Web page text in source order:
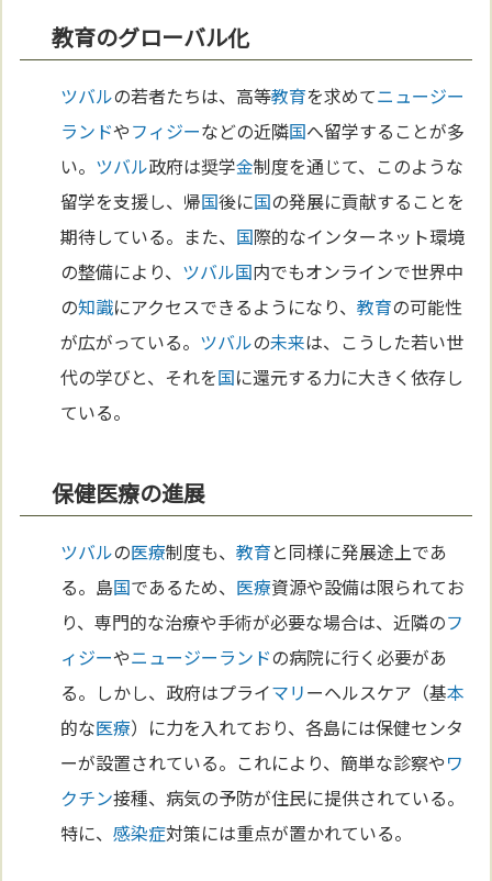
教育のグローバル化
ツバルの若者たちは、高等教育を求めてニュージー
ランドやフィジーなどの近隣国へ留学することが多
い。 ツバル政府は奨学金制度を通じて、このような
留学を支援し、帰国後に国の発展に貢献することを
期待している。また、 国際的なインターネット環境
の整備により、 ツバル国内でもオンラインで世界中
の知識にアクセスできるようになり、教育の可能性
が広がっている。 ツバルの未来は、こうした若い世
代の学びと、それを国に還元する力に大きく依存し
ている。
保健医療の進展
ツバルの医療制度も、教育と同様に発展途上であ
る。島国であるため、 医療資源や設備は限られてお
り、専門的な治療や手術が必要な場合は、近隣のフ
ィジーやニュージーランドの病院に行く必要があ
る。しかし、政府はプライマリーヘルスケア（基本
的な医療）に力を入れており、各島には保健センタ
ーが設置されている。これにより、簡単な診察やワ
クチン接種、病気の予防が住民に提供されている。
特に、感染症対策には重点が置かれている。